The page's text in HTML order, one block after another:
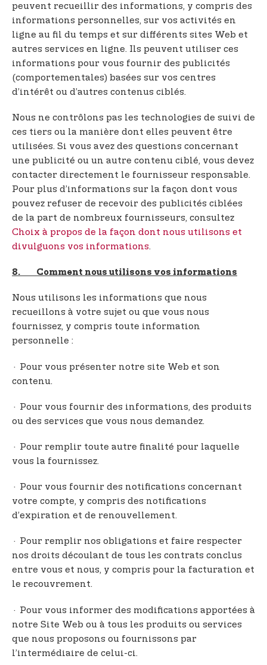
peuvent recueillir des informations, y compris des
informations personnelles, sur vos activités en
ligne au fil du temps et sur différents sites Web et
autres services en ligne. Ils peuvent utiliser ces
informations pour vous fournir des publicités
(comportementales) basées sur vos centres
d’intérêt ou d’autres contenus ciblés.
Nous ne contrôlons pas les technologies de suivi de
ces tiers ou la manière dont elles peuvent être
utilisées. Si vous avez des questions concernant
une publicité ou un autre contenu ciblé, vous devez
contacter directement le fournisseur responsable.
Pour plus d’informations sur la façon dont vous
pouvez refuser de recevoir des publicités ciblées
de la part de nombreux fournisseurs, consultez
Choix à propos de la façon dont nous utilisons et
divulguons vos informations.
8. Comment nous utilisons vos informations
Nous utilisons les informations que nous
recueillons à votre sujet ou que vous nous
fournissez, y compris toute information
personnelle :
· Pour vous présenter notre site Web et son
contenu.
· Pour vous fournir des informations, des produits
ou des services que vous nous demandez.
· Pour remplir toute autre finalité pour laquelle
vous la fournissez.
· Pour vous fournir des notifications concernant
votre compte, y compris des notifications
d’expiration et de renouvellement.
· Pour remplir nos obligations et faire respecter
nos droits découlant de tous les contrats conclus
entre vous et nous, y compris pour la facturation et
le recouvrement.
· Pour vous informer des modifications apportées à
notre Site Web ou à tous les produits ou services
que nous proposons ou fournissons par
l’intermédiaire de celui-ci.